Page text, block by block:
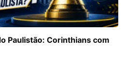
Paulistão: Corinthians com